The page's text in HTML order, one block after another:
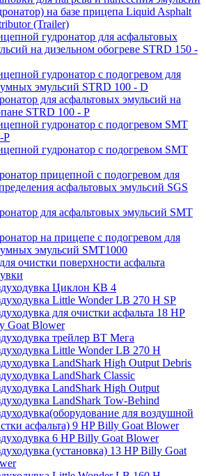
на базе прицепа Liquid Asphalt
(Trailer)
гудронатор для асфальтовых
на дизельном обогреве STRD 150 -
гудронатор с подогревом для
эмульсий STRD 100 - D
для асфальтовых эмульсий на
STRD 100 - P
гудронатор с подогревом SMT
P
гудронатор с подогревом SMT
прицепной с подогревом для
асфальтовых эмульсий SGS
для асфальтовых эмульсий SMT
на прицепе с подогревом для
эмульсий SMT1000
очистки поверхности асфальта
Циклон КВ 4
Little Wonder LB 270 H SP
для очистки асфальта 18 HP
Goat Blower
трейлер ВТ Мега
Little Wonder LB 270 H
LandShark High Оutput Debris
LandShark Classic
LandShark High Output
LandShark Tow-Behind
для воздушной
асфальта) 9 HP Billy Goat Blower
6 HP Billy Goat Blower
(установка) 13 HP Billy Goat